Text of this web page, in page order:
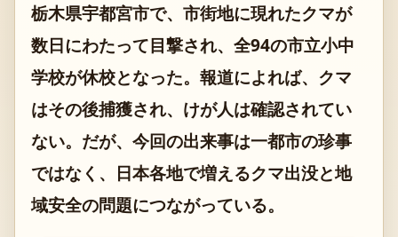
栃木県宇都宮市で、市街地に現れたクマが
数日にわたって目撃され、全94の市立小中
学校が休校となった。報道によれば、クマ
はその後捕獲され、けが人は確認されてい
ない。だが、今回の出来事は一都市の珍事
ではなく、日本各地で増えるクマ出没と地
域安全の問題につながっている。